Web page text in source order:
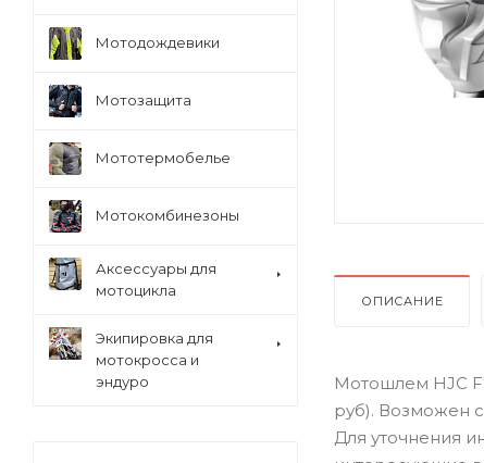
ОПИСАНИЕ
Мотошлем HJC
руб). Возможен
Для уточнения
Мотодождевики
Мотозащита
Мототермобелье
Мотокомбинезоны
Аксессуары для
мотоцикла
Экипировка для
мотокросса и
эндуро